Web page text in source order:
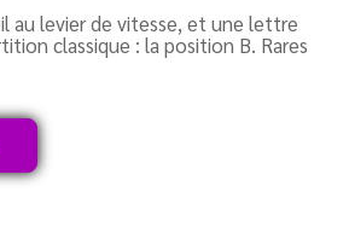
au levier de vitesse, et une lettre
classique : la position B. Rares